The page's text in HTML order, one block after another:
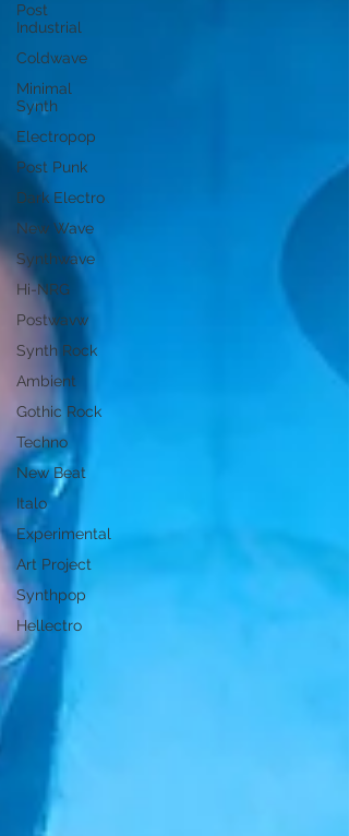
Post
Industrial
Coldwave
Minimal
Synth
Electropop
Post Punk
Dark Electro
New Wave
Synthwave
Hi-NRG
Postwavw
Synth Rock
Ambient
Gothic Rock
Techno
New Beat
Italo
Experimental
Art Project
Synthpop
Hellectro